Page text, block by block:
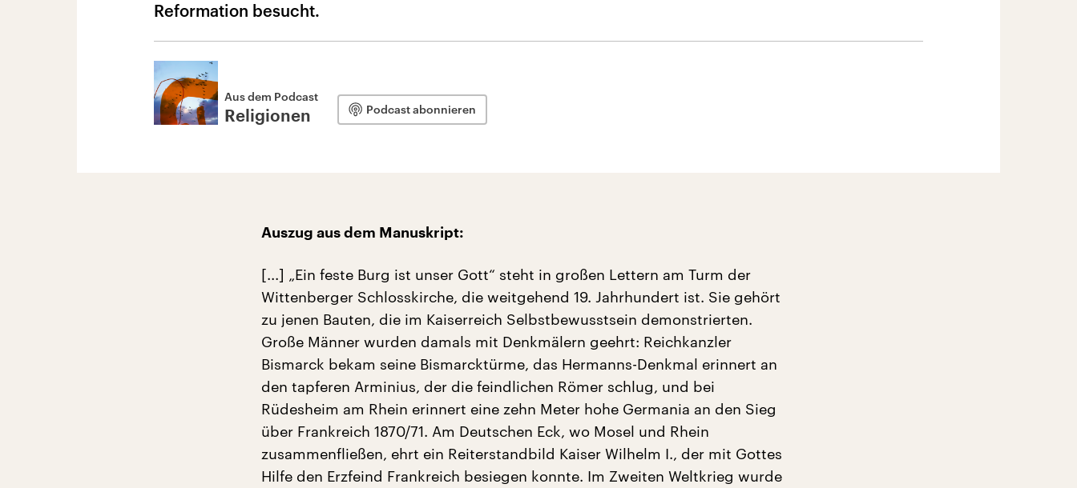
Reformation besucht.
Aus dem Podcast
Religionen Podcast abonnieren
Auszug aus dem Manuskript:
[...] „Ein feste Burg ist unser Gott“ steht in großen Lettern am Turm der
Wittenberger Schlosskirche, die weitgehend 19. Jahrhundert ist. Sie gehört
zu jenen Bauten, die im Kaiserreich Selbstbewusstsein demonstrierten.
Große Männer wurden damals mit Denkmälern geehrt: Reichkanzler
Bismarck bekam seine Bismarcktürme, das Hermanns-Denkmal erinnert an
den tapferen Arminius, der die feindlichen Römer schlug, und bei
Rüdesheim am Rhein erinnert eine zehn Meter hohe Germania an den Sieg
über Frankreich 1870/71. Am Deutschen Eck, wo Mosel und Rhein
zusammenfließen, ehrt ein Reiterstandbild Kaiser Wilhelm I., der mit Gottes
Hilfe den Erzfeind Frankreich besiegen konnte. Im Zweiten Weltkrieg wurde